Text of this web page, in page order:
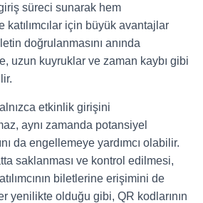
süreci sunarak hem
için büyük avantajlar
doğrulanmasını anında
uzun kuyruklar ve zaman kaybı gibi
etkinlik girişini
aynı zamanda potansiyel
da engellemeye yardımcı olabilir.
saklanması ve kontrol edilmesi,
biletlerine erişimini de
yenilikte olduğu gibi, QR kodlarının